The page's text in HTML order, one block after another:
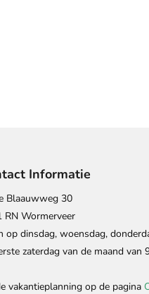
Informatie
Blaauwweg 30
RN Wormerveer
op dinsdag, woensdag,
zaterdag van de maand van
vakantieplanning op de pagina